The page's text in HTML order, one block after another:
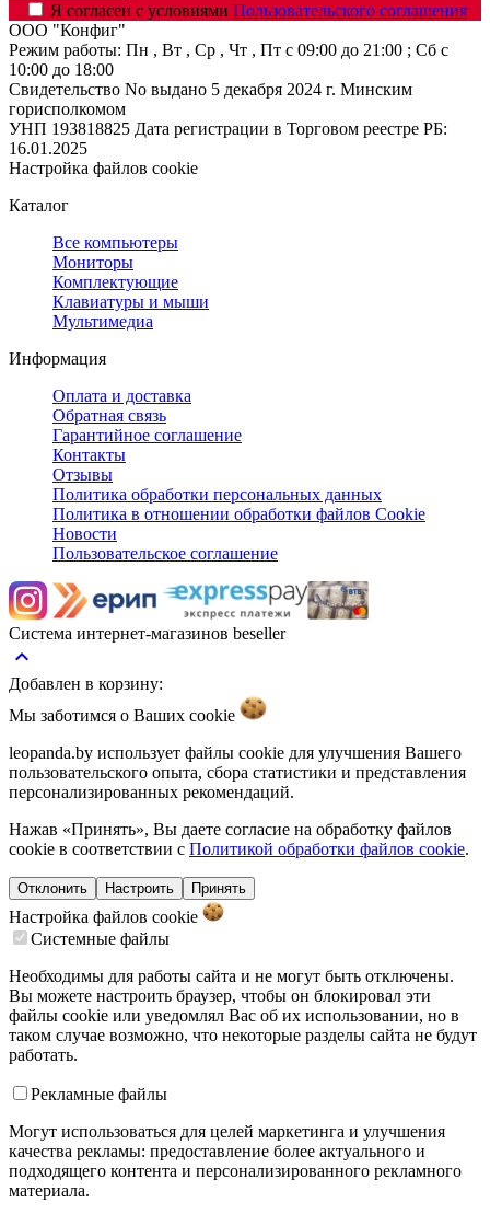
Я согласен с условиями Пользовательского соглашения
ООО "Конфиг"
Режим работы: Пн , Вт , Ср , Чт , Пт c 09:00 до 21:00 ; Сб c
10:00 до 18:00
Свидетельство No выдано 5 декабря 2024 г. Минским
горисполкомом
УНП 193818825 Дата регистрации в Торговом реестре РБ:
16.01.2025
Настройка файлов cookie
Каталог
Все компьютеры
Мониторы
Комплектующие
Клавиатуры и мыши
Мультимедиа
Информация
Оплата и доставка
Обратная связь
Гарантийное соглашение
Контакты
Отзывы
Политика обработки персональных данных
Политика в отношении обработки файлов Cookie
Новости
Пользовательское соглашение
Система интернет-магазинов beseller
keyboard_arrow_up
Добавлен в корзину:
Мы заботимся о Ваших cookie
leopanda.by использует файлы cookie для улучшения Вашего
пользовательского опыта, сбора статистики и представления
персонализированных рекомендаций.
Нажав «Принять», Вы даете согласие на обработку файлов
cookie в соответствии с Политикой обработки файлов cookie.
Отклонить Настроить Принять
Настройка файлов cookie
Системные файлы
Необходимы для работы сайта и не могут быть отключены.
Вы можете настроить браузер, чтобы он блокировал эти
файлы cookie или уведомлял Вас об их использовании, но в
таком случае возможно, что некоторые разделы сайта не будут
работать.
Рекламные файлы
Могут использоваться для целей маркетинга и улучшения
качества рекламы: предоставление более актуального и
подходящего контента и персонализированного рекламного
материала.